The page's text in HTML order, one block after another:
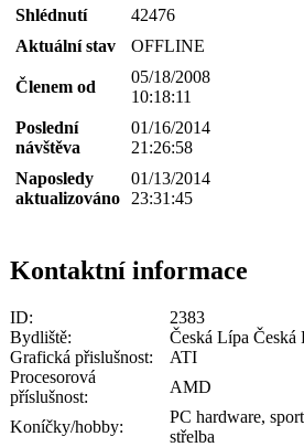
Shlédnutí
42476
Aktuální stav
OFFLINE
Členem od
05/18/2008
10:18:11
Poslední
návštěva
01/16/2014
21:26:58
Naposledy
aktualizováno
01/13/2014
23:31:45
Kontaktní informace
ID:
2383
Bydliště:
Česká Lípa Česká
Grafická přislušnost:
ATI
Procesorová
příslušnost:
AMD
Koníčky/hobby:
PC hardware,
střelba